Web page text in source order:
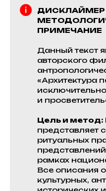
ДИСКЛАЙМЕР
ПРИМЕЧАНИЕ
Данный текст
авторского
«Архитектура
и
Цель и метод:
представляет
ритуальных
рамках
Все описания
культурных,